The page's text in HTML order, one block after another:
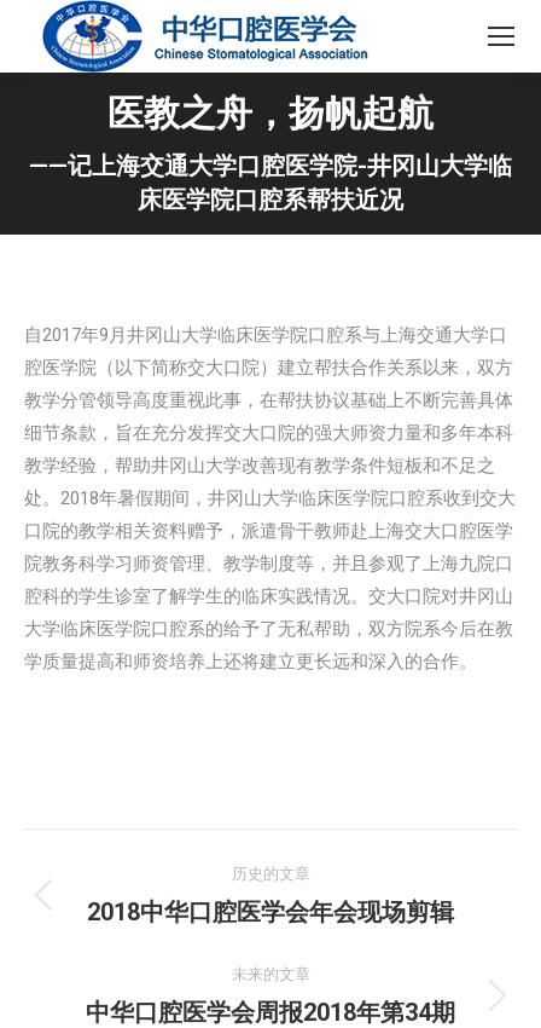
医教之舟，扬帆起航
——记上海交通大学口腔医学院-井冈山大学临
床医学院口腔系帮扶近况
自2017年9月井冈山大学临床医学院口腔系与上海交通大学口
腔医学院（以下简称交大口院）建立帮扶合作关系以来，双方
教学分管领导高度重视此事，在帮扶协议基础上不断完善具体
细节条款，旨在充分发挥交大口院的强大师资力量和多年本科
教学经验，帮助井冈山大学改善现有教学条件短板和不足之
处。2018年暑假期间，井冈山大学临床医学院口腔系收到交大
口院的教学相关资料赠予，派遣骨干教师赴上海交大口腔医学
院教务科学习师资管理、教学制度等，并且参观了上海九院口
腔科的学生诊室了解学生的临床实践情况。交大口院对井冈山
大学临床医学院口腔系的给予了无私帮助，双方院系今后在教
学质量提高和师资培养上还将建立更长远和深入的合作。
章
历史的文章
历
的
文
2018中华口腔医学会年会现场剪辑
未来的文章
未
中华口腔医学会周报2018年第34期